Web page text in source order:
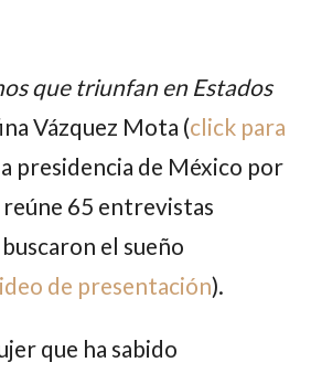
que triunfan en Estados
Vázquez Mota (click para
presidencia de México por
65 entrevistas
el sueño
de presentación).
que ha sabido